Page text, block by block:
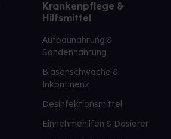
Krankenpflege &
Hilfsmittel
Aufbaunahrung &
Sondennahrung
Blasenschwäche &
Inkontinenz
Desinfektionsmittel
Einnehmehilfen & Dosierer